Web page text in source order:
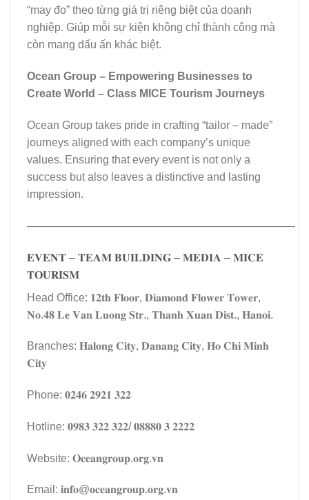
“may đo” theo từng giá trị riêng biệt của doanh
nghiệp. Giúp mỗi sự kiện không chỉ thành công mà
còn mang dấu ấn khác biệt.
Ocean Group – Empowering Businesses to
Create World – Class MICE Tourism Journeys
Ocean Group takes pride in crafting “tailor – made”
journeys aligned with each company’s unique
values. Ensuring that every event is not only a
success but also leaves a distinctive and lasting
impression.
————————————————————————-
𝐄𝐕𝐄𝐍𝐓 – 𝐓𝐄𝐀𝐌 𝐁𝐔𝐈𝐋𝐃𝐈𝐍𝐆 – 𝐌𝐄𝐃𝐈𝐀 – 𝐌𝐈𝐂𝐄
𝐓𝐎𝐔𝐑𝐈𝐒𝐌
Head Office: 𝟏𝟐𝐭𝐡 𝐅𝐥𝐨𝐨𝐫, 𝐃𝐢𝐚𝐦𝐨𝐧𝐝 𝐅𝐥𝐨𝐰𝐞𝐫 𝐓𝐨𝐰𝐞𝐫,
𝐍𝐨.𝟒𝟖 𝐋𝐞 𝐕𝐚𝐧 𝐋𝐮𝐨𝐧𝐠 𝐒𝐭𝐫., 𝐓𝐡𝐚𝐧𝐡 𝐗𝐮𝐚𝐧 𝐃𝐢𝐬𝐭., 𝐇𝐚𝐧𝐨𝐢.
Branches: 𝐇𝐚𝐥𝐨𝐧𝐠 𝐂𝐢𝐭𝐲, 𝐃𝐚𝐧𝐚𝐧𝐠 𝐂𝐢𝐭𝐲, 𝐇𝐨 𝐂𝐡𝐢 𝐌𝐢𝐧𝐡
𝐂𝐢𝐭𝐲
Phone: 𝟎𝟐𝟒𝟔 𝟐𝟗𝟐𝟏 𝟑𝟐𝟐
Hotline: 𝟎𝟗𝟖𝟑 𝟑𝟐𝟐 𝟑𝟐𝟐/ 𝟎𝟖𝟖𝟖𝟎 𝟑 𝟐𝟐𝟐𝟐
Website: 𝐎𝐜𝐞𝐚𝐧𝐠𝐫𝐨𝐮𝐩.𝐨𝐫𝐠.𝐯𝐧
Email: 𝐢𝐧𝐟𝐨@𝐨𝐜𝐞𝐚𝐧𝐠𝐫𝐨𝐮𝐩.𝐨𝐫𝐠.𝐯𝐧